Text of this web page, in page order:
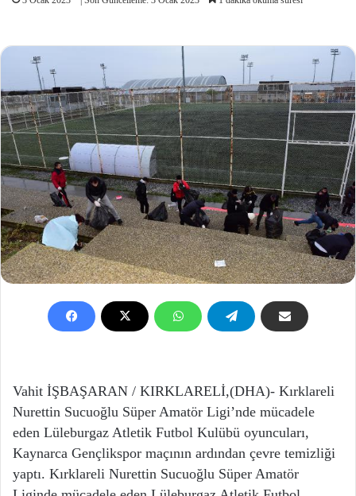
Vahit İŞBAŞARAN / KIRKLARELİ,(DHA)- Kırklareli
Nurettin Sucuoğlu Süper Amatör Ligi’nde mücadele
eden Lüleburgaz Atletik Futbol Kulübü oyuncuları,
Kaynarca Gençlikspor maçının ardından çevre temizliği
yaptı. Kırklareli Nurettin Sucuoğlu Süper Amatör